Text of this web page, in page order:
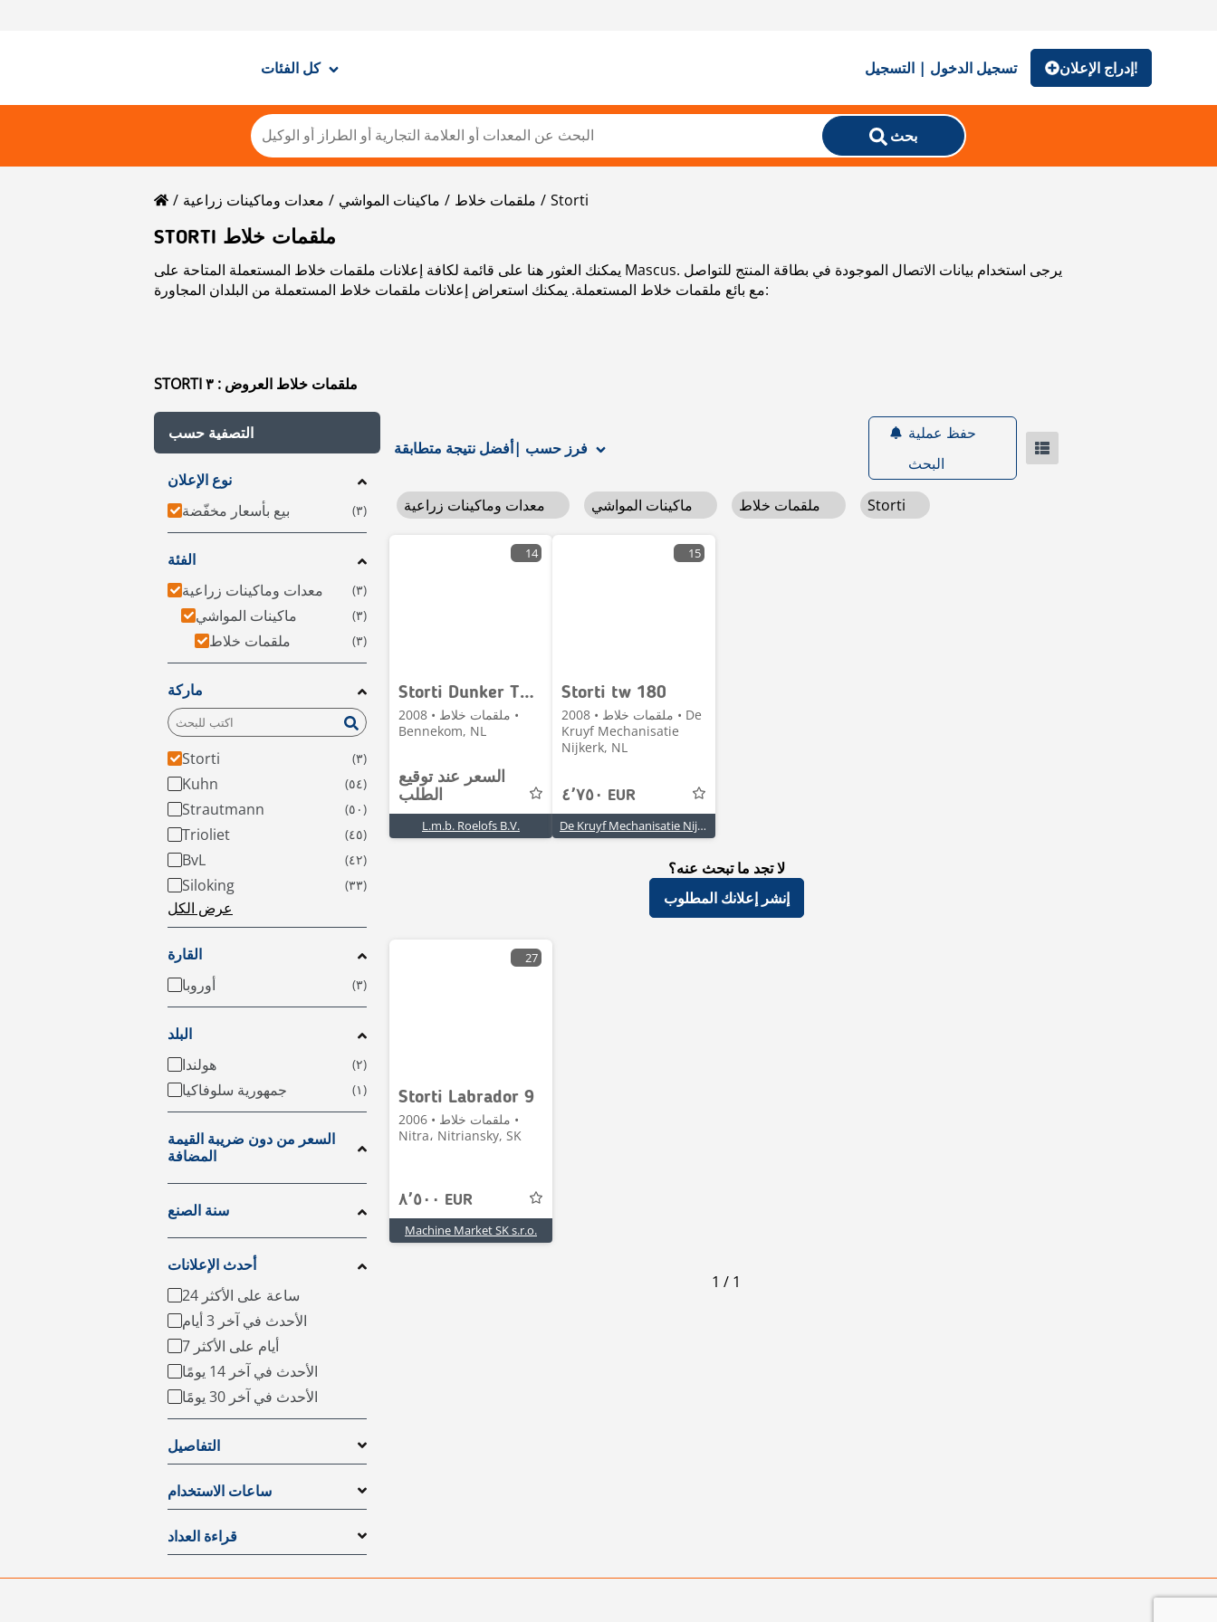
كل الفئات تسجيل الدخول | التسجيل إدراج الإعلان!
بحث
معدات وماكينات زراعية ماكينات المواشي ملقمات خلاط
Storti
STORTI ملقمات خلاط
يمكنك العثور هنا على قائمة لكافة إعلانات ملقمات خلاط المستعملة المتاحة على Mascus. يرجى استخدام بيانات الاتصال الموجودة في بطاقة المنتج للتواصل
مع بائع ملقمات خلاط المستعملة. يمكنك استعراض إعلانات ملقمات خلاط المستعملة من البلدان المجاورة:
STORTI ملقمات خلاط العروض : ٣
التصفية حسب
نوع الإعلان
بيع بأسعار مخفّضة
الفئة
معدات وماكينات زراعية
ماكينات المواشي
ملقمات خلاط
ماركة
Storti
Kuhn
Strautmann
Trioliet
BvL
Siloking
عرض الكل
القارة
أوروبا
البلد
هولندا
جمهورية سلوفاكيا
السعر من دون ضريبة القيمة
المضافة
سنة الصنع
أحدث الإعلانات
24 ساعة على الأكثر
الأحدث في آخر 3 أيام
7 أيام على الأكثر
الأحدث في آخر 14 يومًا
الأحدث في آخر 30 يومًا
التفاصيل
ساعات الاستخدام
قراءة العداد
فرز حسب |
حفظ عملية
البحث
Storti
14
Storti Dunker TW 160
ملقمات خلاط • 2008 •
Bennekom, NL
السعر عند توقيع
الطلب
L.m.b. Roelofs B.V.
15
Storti tw 180
ملقمات خلاط • 2008 • De
Kruyf Mechanisatie
Nijkerk, NL
٤٬٧٥٠ EUR
De Kruyf Mechanisatie Nijkerk
لا تجد ما تبحث عنه؟
إنشر إعلانك المطلوب
27
Storti Labrador 9
ملقمات خلاط • 2006 •
Nitra، Nitriansky, SK
٨٬٥٠٠ EUR
Machine Market SK s.r.o.
1 / 1